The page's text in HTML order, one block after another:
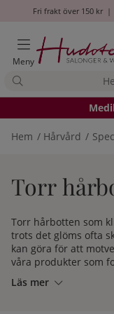
Fri frakt över 150 kr|
Meny
Hem Hårvård
Torr
Torr hårbotten som
trots det glöms ofta
kan göra för att
våra produkter som
Läs mer